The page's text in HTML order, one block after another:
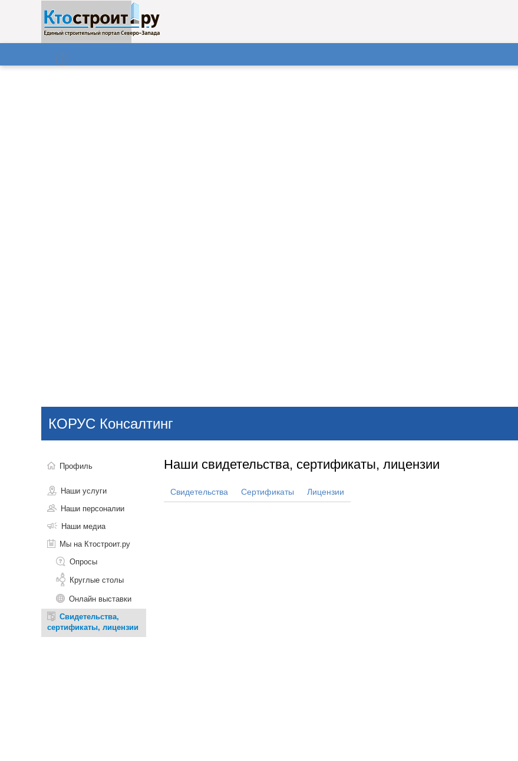
Поиск
НОВОСТИ
КОРУС Консалтинг
Профиль
Наши услуги
Наши персоналии
Наши медиа
Мы на Ктостроит.ру
Опросы
Круглые столы
Онлайн выставки
Свидетельства,
сертификаты, лицензии
Наши свидетельства, сертификаты, лицензии
Свидетельства Сертификаты Лицензии